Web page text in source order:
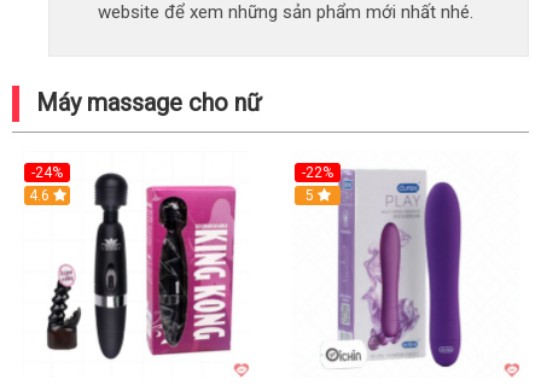
website để xem những sản phẩm mới nhất nhé.
Máy massage cho nữ
-24%
4.6
-22%
Hot
5